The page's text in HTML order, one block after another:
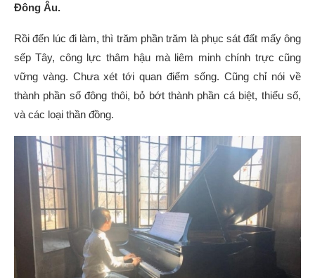
Đông Âu.
Rồi đến lúc đi làm, thì trăm phần trăm là phục sát đất mấy ông
sếp Tây, công lực thâm hậu mà liêm minh chính trực cũng
vững vàng. Chưa xét tới quan điểm sống. Cũng chỉ nói về
thành phần số đông thôi, bỏ bớt thành phần cá biệt, thiểu số,
và các loại thần đồng.